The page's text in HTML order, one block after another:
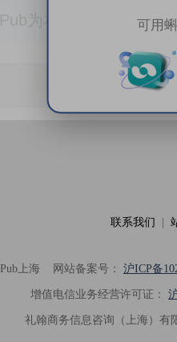
可用
为本论文提供专业
电荷传输等研究内容，
行了系统梳理，使研究
论之间的关系更加清晰
联系我们
上海网站备案号： 沪ICP备
增值电信业务经营许可证：
礼翰商务信息咨询（上海）